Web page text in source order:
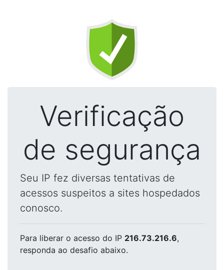
Verificação
de segurança
Seu IP fez diversas tentativas de
acessos suspeitos a sites hospedados
conosco.
Para liberar o acesso do IP 216.73.216.6,
responda ao desafio abaixo.